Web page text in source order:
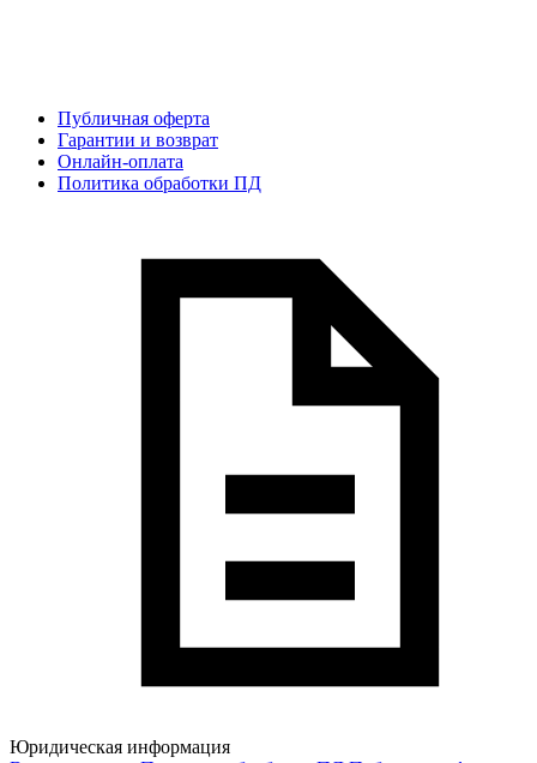
Публичная оферта
Гарантии и возврат
Онлайн-оплата
Политика обработки ПД
Юридическая информация